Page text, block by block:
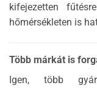
kifejezetten
hőmérsékleten is
Több márkát is
Igen, több